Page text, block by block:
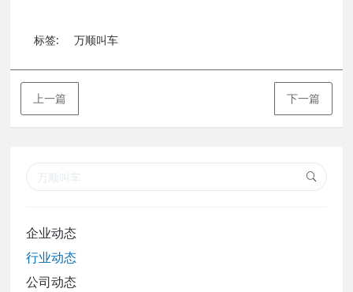
标签: 万顺叫车
上一篇 下一篇
企业动态
行业动态
公司动态